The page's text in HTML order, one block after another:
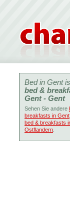
Bed in Gent
bed &
Gent - Gent
Sehen Sie andere
breakfasts in Gent
bed & breakfasts
Ostflandern